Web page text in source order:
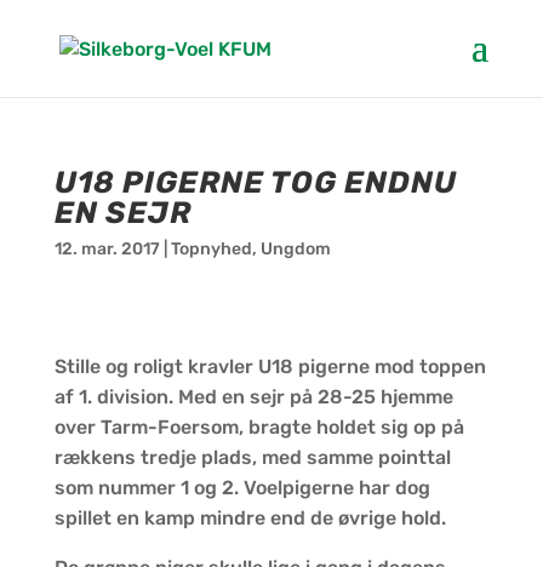
U18 PIGERNE TOG ENDNU
EN SEJR
12. mar. 2017| Topnyhed, Ungdom
Stille og roligt kravler U18 pigerne mod toppen
af 1. division. Med en sejr på 28-25 hjemme
over Tarm-Foersom, bragte holdet sig op på
rækkens tredje plads, med samme pointtal
som nummer 1 og 2. Voelpigerne har dog
spillet en kamp mindre end de øvrige hold.